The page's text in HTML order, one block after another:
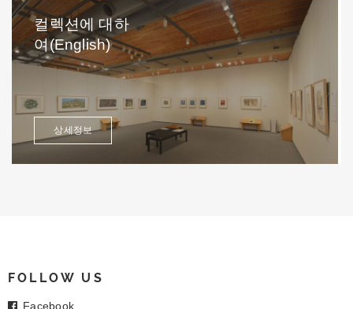
컬렉션에 대하
여(English)
상세정보
FOLLOW US
Facebook